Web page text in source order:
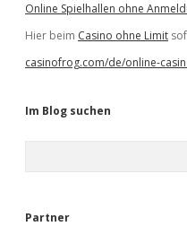
Online Spielhallen ohne
Hier beim Casino ohne Limit
casinofrog.com/de/online-
Im Blog suchen
e
Partner